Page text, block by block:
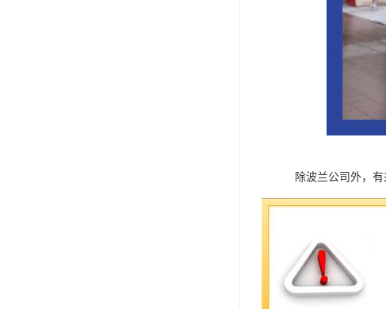
除波兰公司外，
的参展商也展示